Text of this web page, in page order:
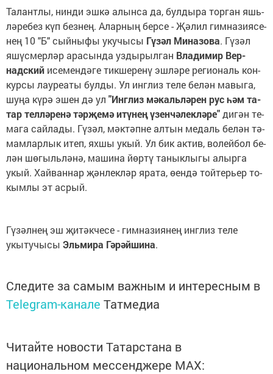
Та­лант­лы, нин­ди эш­кә алын­са да, бул­ды­ра тор­ган яшь­
лә­ре­без күп без­нең. Алар­ның бер­се - Җә­лил гим­на­зи­я­се­
нең 10 "Б" сый­ны­фы уку­чы­сы Гү­зәл Ми­на­зо­ва. Гү­зәл
яшүс­мер­ләр ара­сын­да уз­ды­рыл­ган Вла­ди­мир Вер­
надс­кий исе­мен­дә­ге тик­ше­ре­нү эш­лә­ре ре­ги­о­наль кон­
кур­сы лау­ре­а­ты бул­ды. Ул инг­лиз те­ле бе­лән ма­вы­га,
шу­ңа кү­рә эшен дә ул "Инг­лиз мә­каль­лә­рен рус һәм та­
тар тел­лә­ре­нә тәр­җе­мә итү­нең үзен­чә­лек­лә­ре"ди­гән те­
ма­га сай­ла­ды. Гү­зәл, мәк­тәп­не ал­тын ме­даль бе­лән тә­
мам­лар­лык итеп, ях­шы укый. Ул бик ак­тив, во­лей­бол бе­
лән шө­гыль­лә­нә, ма­ши­на йөр­тү та­нык­лы­гы алыр­га
укый. Хай­ван­нар җән­лек­ләр яра­та, өен­дә той­терь­ер то­
кым­лы эт ас­рый.
Гүзәлнең эш җитәкчесе - гимназиянең инглиз теле
укытучысы Эльмира Гәрәйшина.
Следите за самым важным и интересным в
Telegram-канале Татмедиа
Читайте новости Татарстана в
национальном мессенджере MАХ: